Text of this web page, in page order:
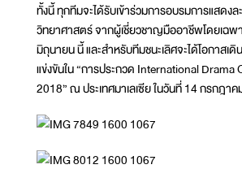
ทั้งนี้ ทุกทีมจะได้รับเข้าร่วมการอบรมการแสดงล
วิทยาศาสตร์ จากผู้เชี่ยวชาญมืออาชีพโดยเฉพ
มิถุนายน นี้ และสำหรับทีมชนะเลิศจะได้โอกาสเดิ
แข่งขันใน “การประกวด International Drama
2018” ณ ประเทศมาเลเซีย ในวันที่ 14 กรกฎา